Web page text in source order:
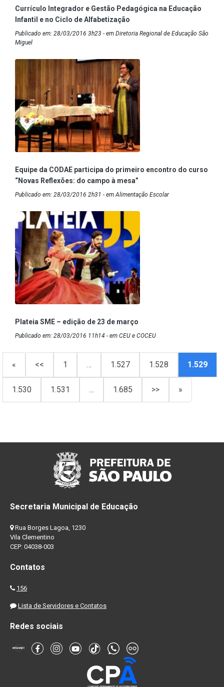
Currículo Integrador e Gestão Pedagógica na Educação
Infantil e no Ciclo de Alfabetização
Publicado em: 28/03/2016 3h23 - em Diretoria Regional de Educação São
Miguel
Equipe da CODAE participa do primeiro encontro do curso
“Novas Reflexões: do campo à mesa”
Publicado em: 28/03/2016 2h31 - em Alimentação Escolar
Plateia SME – edição de 23 de março
Publicado em: 28/03/2016 11h14 - em CEU e COCEU
« << 1 … 1.527 1.528 1.529
1.530 1.531 … 1.685 >> »
Secretaria Municipal de Educação
Rua Borges Lagoa, 1230
Vila Clementino
CEP: 04038-003
Contatos
156
Lista de Servidores e Contatos
Redes sociais